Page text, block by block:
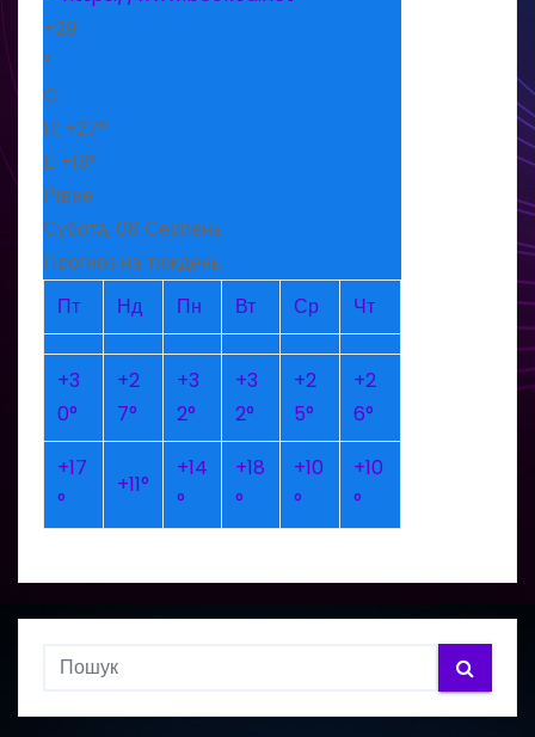
+29
°
C
H: +27°
L: +13°
Рівне
Субота, 08 Серпень
Прогноз на тиждень
Пт
Нд Пн Вт Ср Чт
+3
0°
+2
7°
+3
2°
+3
2°
+2
5°
+2
6°
+17
°
+11°
+14
°
+18
°
+10
°
+10
°